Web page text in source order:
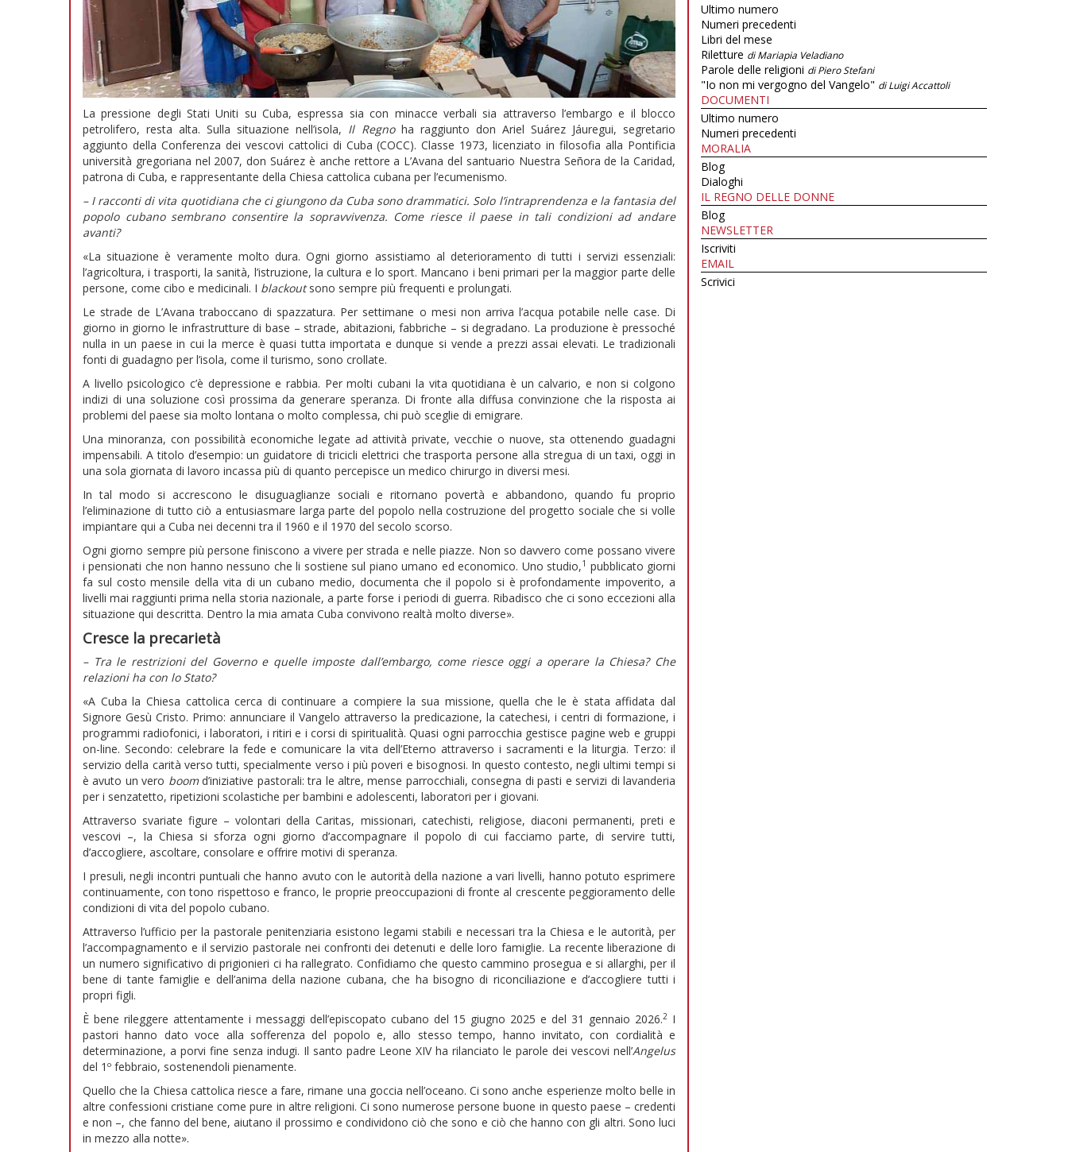
La pressione degli Stati Uniti su Cuba, espressa sia con minacce verbali sia attraverso l’embargo e il blocco
petrolifero, resta alta. Sulla situazione nell’isola, Il Regno ha raggiunto don Ariel Suárez Jáuregui, segretario
aggiunto della Conferenza dei vescovi cattolici di Cuba (COCC). Classe 1973, licenziato in filosofia alla Pontificia
università gregoriana nel 2007, don Suárez è anche rettore a L’Avana del santuario Nuestra Señora de la Caridad,
patrona di Cuba, e rappresentante della Chiesa cattolica cubana per l’ecumenismo.
– I racconti di vita quotidiana che ci giungono da Cuba sono drammatici. Solo l’intraprendenza e la fantasia del
popolo cubano sembrano consentire la sopravvivenza. Come riesce il paese in tali condizioni ad andare
avanti?
«La situazione è veramente molto dura. Ogni giorno assistiamo al deterioramento di tutti i servizi essenziali:
l’agricoltura, i trasporti, la sanità, l’istruzione, la cultura e lo sport. Mancano i beni primari per la maggior parte delle
persone, come cibo e medicinali. I blackoutsono sempre più frequenti e prolungati.
Le strade de L’Avana traboccano di spazzatura. Per settimane o mesi non arriva l’acqua potabile nelle case. Di
giorno in giorno le infrastrutture di base – strade, abitazioni, fabbriche – si degradano. La produzione è pressoché
nulla in un paese in cui la merce è quasi tutta importata e dunque si vende a prezzi assai elevati. Le tradizionali
fonti di guadagno per l’isola, come il turismo, sono crollate.
A livello psicologico c’è depressione e rabbia. Per molti cubani la vita quotidiana è un calvario, e non si colgono
indizi di una soluzione così prossima da generare speranza. Di fronte alla diffusa convinzione che la risposta ai
problemi del paese sia molto lontana o molto complessa, chi può sceglie di emigrare.
Una minoranza, con possibilità economiche legate ad attività private, vecchie o nuove, sta ottenendo guadagni
impensabili. A titolo d’esempio: un guidatore di tricicli elettrici che trasporta persone alla stregua di un taxi, oggi in
una sola giornata di lavoro incassa più di quanto percepisce un medico chirurgo in diversi mesi.
In tal modo si accrescono le disuguaglianze sociali e ritornano povertà e abbandono, quando fu proprio
l’eliminazione di tutto ciò a entusiasmare larga parte del popolo nella costruzione del progetto sociale che si volle
impiantare qui a Cuba nei decenni tra il 1960 e il 1970 del secolo scorso.
Ogni giorno sempre più persone finiscono a vivere per strada e nelle piazze. Non so davvero come possano vivere
i pensionati che non hanno nessuno che li sostiene sul piano umano ed economico. Uno studio,1 pubblicato giorni
fa sul costo mensile della vita di un cubano medio, documenta che il popolo si è profondamente impoverito, a
livelli mai raggiunti prima nella storia nazionale, a parte forse i periodi di guerra. Ribadisco che ci sono eccezioni alla
situazione qui descritta. Dentro la mia amata Cuba convivono realtà molto diverse».
Cresce la precarietà
– Tra le restrizioni del Governo e quelle imposte dall’embargo, come riesce oggi a operare la Chiesa? Che
relazioni ha con lo Stato?
«A Cuba la Chiesa cattolica cerca di continuare a compiere la sua missione, quella che le è stata affidata dal
Signore Gesù Cristo. Primo: annunciare il Vangelo attraverso la predicazione, la catechesi, i centri di formazione, i
programmi radiofonici, i laboratori, i ritiri e i corsi di spiritualità. Quasi ogni parrocchia gestisce pagine web e gruppi
on-line. Secondo: celebrare la fede e comunicare la vita dell’Eterno attraverso i sacramenti e la liturgia. Terzo: il
servizio della carità verso tutti, specialmente verso i più poveri e bisognosi. In questo contesto, negli ultimi tempi si
è avuto un vero boomd’iniziative pastorali: tra le altre, mense parrocchiali, consegna di pasti e servizi di lavanderia
per i senzatetto, ripetizioni scolastiche per bambini e adolescenti, laboratori per i giovani.
Attraverso svariate figure – volontari della Caritas, missionari, catechisti, religiose, diaconi permanenti, preti e
vescovi –, la Chiesa si sforza ogni giorno d’accompagnare il popolo di cui facciamo parte, di servire tutti,
d’accogliere, ascoltare, consolare e offrire motivi di speranza.
I presuli, negli incontri puntuali che hanno avuto con le autorità della nazione a vari livelli, hanno potuto esprimere
continuamente, con tono rispettoso e franco, le proprie preoccupazioni di fronte al crescente peggioramento delle
condizioni di vita del popolo cubano.
Attraverso l’ufficio per la pastorale penitenziaria esistono legami stabili e necessari tra la Chiesa e le autorità, per
l’accompagnamento e il servizio pastorale nei confronti dei detenuti e delle loro famiglie. La recente liberazione di
un numero significativo di prigionieri ci ha rallegrato. Confidiamo che questo cammino prosegua e si allarghi, per il
bene di tante famiglie e dell’anima della nazione cubana, che ha bisogno di riconciliazione e d’accogliere tutti i
propri figli.
È bene rileggere attentamente i messaggi dell’episcopato cubano del 15 giugno 2025 e del 31 gennaio 2026.2 I
pastori hanno dato voce alla sofferenza del popolo e, allo stesso tempo, hanno invitato, con cordialità e
determinazione, a porvi fine senza indugi. Il santo padre Leone XIV ha rilanciato le parole dei vescovi nell’Angelus
del 1º febbraio, sostenendoli pienamente.
Quello che la Chiesa cattolica riesce a fare, rimane una goccia nell’oceano. Ci sono anche esperienze molto belle in
altre confessioni cristiane come pure in altre religioni. Ci sono numerose persone buone in questo paese – credenti
e non –, che fanno del bene, aiutano il prossimo e condividono ciò che sono e ciò che hanno con gli altri. Sono luci
in mezzo alla notte».
Ultimo numero
Numeri precedenti
Libri del mese
Riletture di Mariapia Veladiano
Parole delle religioni di Piero Stefani
"Io non mi vergogno del Vangelo" di Luigi Accattoli
DOCUMENTI
Ultimo numero
Numeri precedenti
MORALIA
Blog
Dialoghi
IL REGNO DELLE DONNE
Blog
NEWSLETTER
Iscriviti
EMAIL
Scrivici